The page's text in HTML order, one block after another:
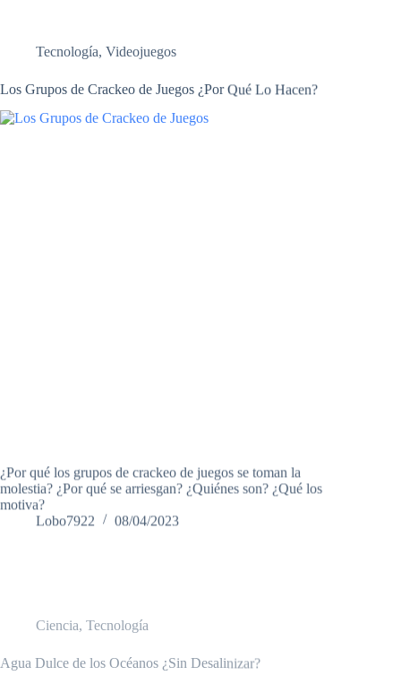
Tecnología Videojuegos
Los Grupos de Crackeo de Juegos ¿Por Qué Lo Hacen?
¿Por qué los grupos de crackeo de juegos se toman la
molestia? ¿Por qué se arriesgan? ¿Quiénes son? ¿Qué los
motiva?
Lobo7922
08/04/2023
Agua Dulce de los Océanos ¿Sin Desalinizar?